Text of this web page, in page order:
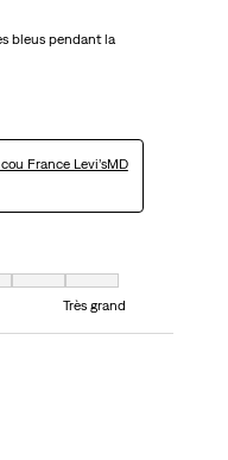
bleus pendant la
France Levi’sMD
et 7 est égal à Très grand
Très grand